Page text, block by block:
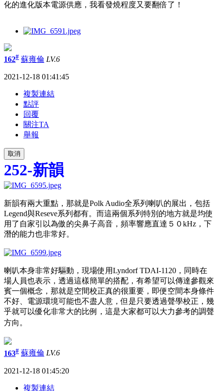
化的進化版本電源供應，我看發燒程度又要翻倍了！
162# 蘇雍倫 LV.6
2021-12-18 01:41:45
複製連結
點評
回覆
關注TA
舉報
取消
252-新韻
新韻有兩大重點，那就是Polk Audio全系列喇叭的展出，包括
Legend與Reseve系列都有。而這兩個系列特別的地方就是均使
用了自家引以為傲的尖鼻子高音，頻率響應直達５０kHz，下
潛的能力也非常好。
喇叭本身非常好驅動，現場使用Lyndorf TDAI-1120，同時在
場人員也表示，透過這樣簡單的搭配，有希望可以傳達參觀來
賓一個概念，那就是空間校正真的很重要，即便空間本身條件
不好、電源環境可能也不盡人意，但是只要透過聲學校正，幾
乎就可以優化非常大的比例，這是大家都可以大力參考的調聲
方向。
163# 蘇雍倫 LV.6
2021-12-18 01:45:20
複製連結